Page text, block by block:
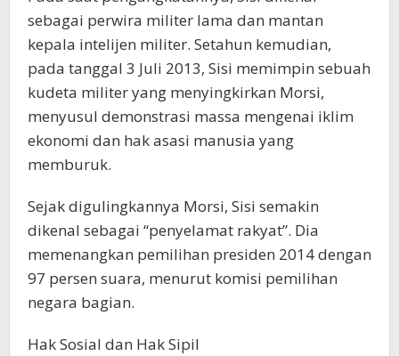
sebagai perwira militer lama dan mantan
kepala intelijen militer. Setahun kemudian,
pada tanggal 3 Juli 2013, Sisi memimpin sebuah
kudeta militer yang menyingkirkan Morsi,
menyusul demonstrasi massa mengenai iklim
ekonomi dan hak asasi manusia yang
memburuk.
Sejak digulingkannya Morsi, Sisi semakin
dikenal sebagai “penyelamat rakyat”. Dia
memenangkan pemilihan presiden 2014 dengan
97 persen suara, menurut komisi pemilihan
negara bagian.
Hak Sosial dan Hak Sipil